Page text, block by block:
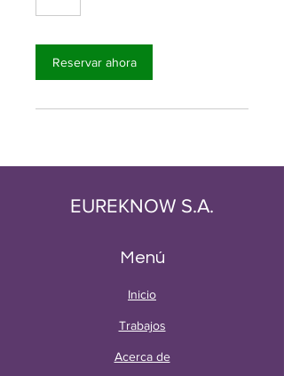
Reservar ahora
EUREKNOW S.A.
Menú
Inicio
Trabajos
Acerca de